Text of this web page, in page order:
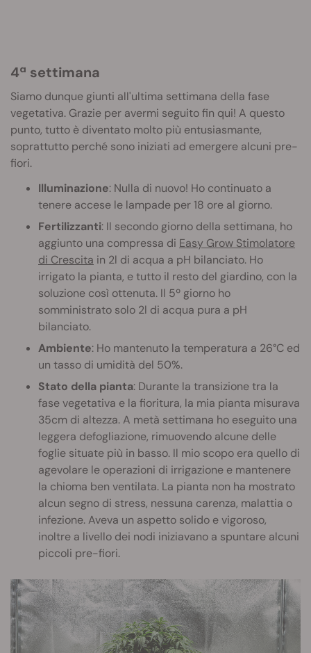
4ª settimana
Siamo dunque giunti all'ultima settimana della fase
vegetativa. Grazie per avermi seguito fin qui! A questo
punto, tutto è diventato molto più entusiasmante,
soprattutto perché sono iniziati ad emergere alcuni pre-
fiori.
Illuminazione: Nulla di nuovo! Ho continuato a
tenere accese le lampade per 18 ore al giorno.
Fertilizzanti: Il secondo giorno della settimana, ho
aggiunto una compressa di Easy Grow Stimolatore
di Crescita in 2l di acqua a pH bilanciato. Ho
irrigato la pianta, e tutto il resto del giardino, con la
soluzione così ottenuta. Il 5º giorno ho
somministrato solo 2l di acqua pura a pH
bilanciato.
Ambiente: Ho mantenuto la temperatura a 26°C ed
un tasso di umidità del 50%.
Stato della pianta: Durante la transizione tra la
fase vegetativa e la fioritura, la mia pianta misurava
35cm di altezza. A metà settimana ho eseguito una
leggera defogliazione, rimuovendo alcune delle
foglie situate più in basso. Il mio scopo era quello di
agevolare le operazioni di irrigazione e mantenere
la chioma ben ventilata. La pianta non ha mostrato
alcun segno di stress, nessuna carenza, malattia o
infezione. Aveva un aspetto solido e vigoroso,
inoltre a livello dei nodi iniziavano a spuntare alcuni
piccoli pre-fiori.